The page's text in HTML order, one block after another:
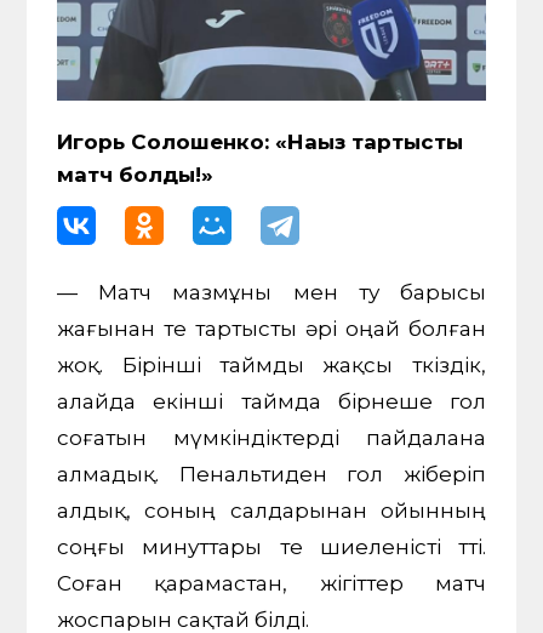
Игорь Солошенко: «Нағыз тартысты
матч болды!»
— Матч мазмұны мен өту барысы
жағынан өте тартысты әрі оңай болған
жоқ. Бірінші таймды жақсы өткіздік,
алайда екінші таймда бірнеше гол
соғатын мүмкіндіктерді пайдалана
алмадық. Пенальтиден гол жіберіп
алдық, соның салдарынан ойынның
соңғы минуттары өте шиеленісті өтті.
Соған қарамастан, жігіттер матч
жоспарын сақтай білді.